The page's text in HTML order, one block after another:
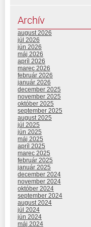
Archív
august 2026
júl 2026
jún 2026
máj 2026
apríl 2026
marec 2026
február 2026
január 2026
december 2025
november 2025
október 2025
september 2025
august 2025
júl 2025
jún 2025
máj 2025
apríl 2025
marec 2025
február 2025
január 2025
december 2024
november 2024
október 2024
september 2024
august 2024
júl 2024
jún 2024
máj 2024